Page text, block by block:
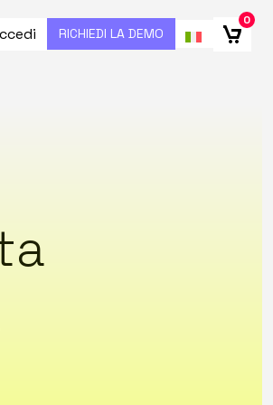
RICHIEDI LA DEMO
0